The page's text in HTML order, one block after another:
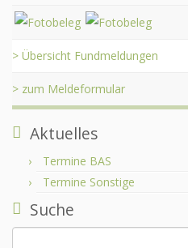
> Übersicht Fundmeldungen
> zum Meldeformular
Aktuelles
Termine BAS
Termine Sonstige
Suche
Suchen